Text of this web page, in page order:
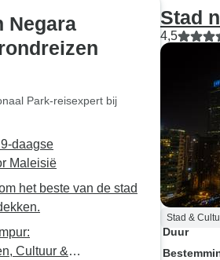
Negara
Park-reisexpert bij
daagse
Maleisië
het beste van de stad
Cultuur &
Stad
4,5
Stad &
Duur